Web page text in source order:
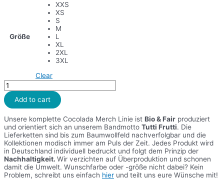
Größe
XXS
XS
S
M
L
XL
2XL
3XL
Clear
Hoodie
Basic
(unisex)
quantity
Add to cart
Unsere komplette Cocolada Merch Linie ist Bio & Fair produziert
und orientiert sich an unserem Bandmotto Tutti Frutti. Die
Lieferketten sind bis zum Baumwollfeld nachverfolgbar und die
Kollektionen modisch immer am Puls der Zeit. Jedes Produkt wird
in Deutschland individuell bedruckt und folgt dem Prinzip der
Nachhaltigkeit. Wir verzichten auf Überproduktion und schonen
damit die Umwelt. Wunschfarbe oder -größe nicht dabei? Kein
Problem, schreibt uns einfach hier und teilt uns eure Wünsche mit!